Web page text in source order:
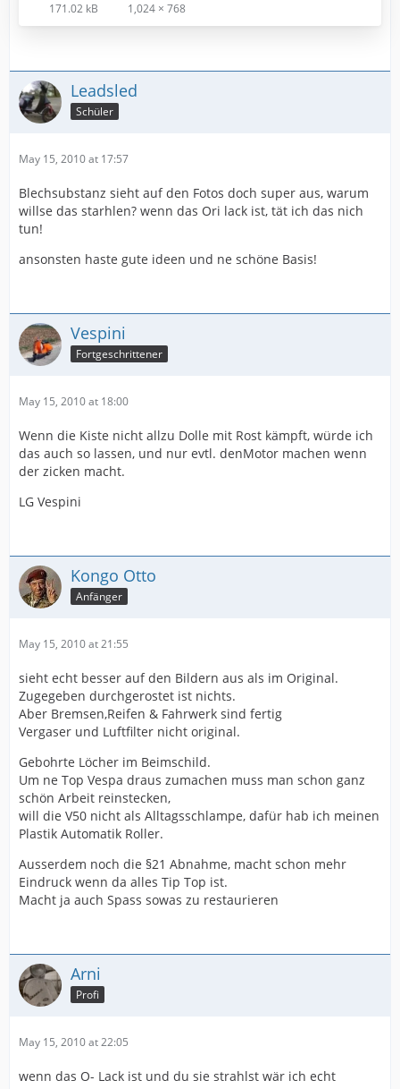
171.02 kB 1,024 × 768
Leadsled
Schüler
May 15, 2010 at 17:57
Blechsubstanz sieht auf den Fotos doch super aus, warum
willse das starhlen? wenn das Ori lack ist, tät ich das nich
tun!
ansonsten haste gute ideen und ne schöne Basis!
Vespini
Fortgeschrittener
May 15, 2010 at 18:00
Wenn die Kiste nicht allzu Dolle mit Rost kämpft, würde ich
das auch so lassen, und nur evtl. denMotor machen wenn
der zicken macht.
LG Vespini
Kongo Otto
Anfänger
May 15, 2010 at 21:55
sieht echt besser auf den Bildern aus als im Original.
Zugegeben durchgerostet ist nichts.
Aber Bremsen,Reifen & Fahrwerk sind fertig
Vergaser und Luftfilter nicht original.
Gebohrte Löcher im Beimschild.
Um ne Top Vespa draus zumachen muss man schon ganz
schön Arbeit reinstecken,
will die V50 nicht als Alltagsschlampe, dafür hab ich meinen
Plastik Automatik Roller.
Ausserdem noch die §21 Abnahme, macht schon mehr
Eindruck wenn da alles Tip Top ist.
Macht ja auch Spass sowas zu restaurieren
Arni
Profi
May 15, 2010 at 22:05
wenn das O- Lack ist und du sie strahlst wär ich echt